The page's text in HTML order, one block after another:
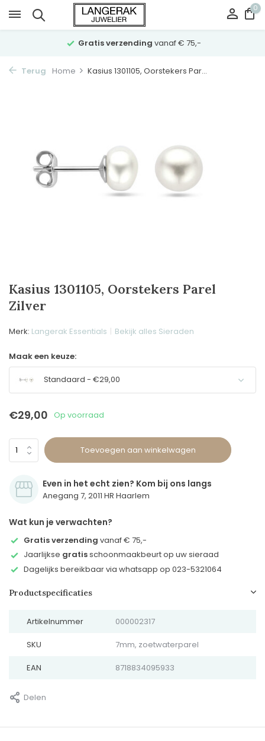
0
Gratis verzending vanaf € 75,-
Terug Home Kasius 1301105, Oorstekers Par...
Kasius 1301105, Oorstekers Parel
Zilver
Merk: Langerak Essentials Bekijk alles Sieraden
Maak een keuze:
Standaard - €29,00
€29,00 Op voorraad
Toevoegen aan winkelwagen
Even in het echt zien? Kom bij ons langs
Anegang 7, 2011 HR Haarlem
Wat kun je verwachten?
Gratis verzending vanaf € 75,-
Jaarlijkse gratisschoonmaakbeurt op uw sieraad
Dagelijks bereikbaar via whatsapp op 023-5321064
Productspecificaties
Artikelnummer 000002317
SKU 7mm, zoetwaterparel
EAN 8718834095933
Delen